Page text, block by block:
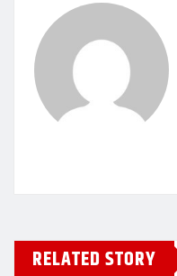
RELATED STORY